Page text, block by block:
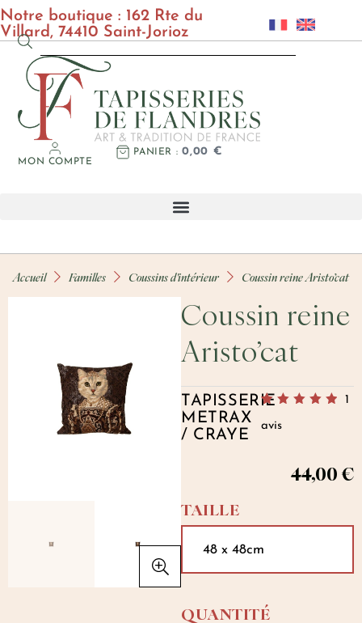
Notre boutique : 162 Rte du
Villard, 74410 Saint-Jorioz
MON COMPTE
0,00 €
PANIER
Accueil Familles Coussins d'intérieur Coussin reine Aristo’cat
Coussin reine
Aristo’cat
TAPISSERIE
METRAX
/ CRAYE
5 basé sur
1
avis
44,00€
TAILLE
48 x 48cm